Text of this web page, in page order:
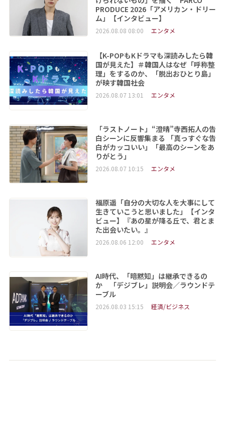
PRODUCE 2026「アメリカン・ドリー
ム」【インタビュー】
2026.08.08 08:00 エンタメ
【K-POPもKドラマも深読みしたら韓
国が見えた】＃韓国人はなぜ「呼称整
理」をするのか、「脱出おひとり島」
が映す韓国社会
2026.08.07 13:01 エンタメ
「ラストノート」“澄晴”寺西拓人の告
白シーンに反響集まる 「真っすぐな告
白がカッコいい」「最高のシーンをあ
りがとう」
2026.08.07 10:15 エンタメ
福原遥「自分の大切な人を大事にして
生きていこうと思いました」【インタ
ビュー】『あの星が降る丘で、君とま
た出会いたい。』
2026.08.06 12:00 エンタメ
AI時代、「暗黙知」は継承できるの
か 「デジブレ」説明会／ラウンドテ
ーブル
2026.08.03 15:15 経済/ビジネス